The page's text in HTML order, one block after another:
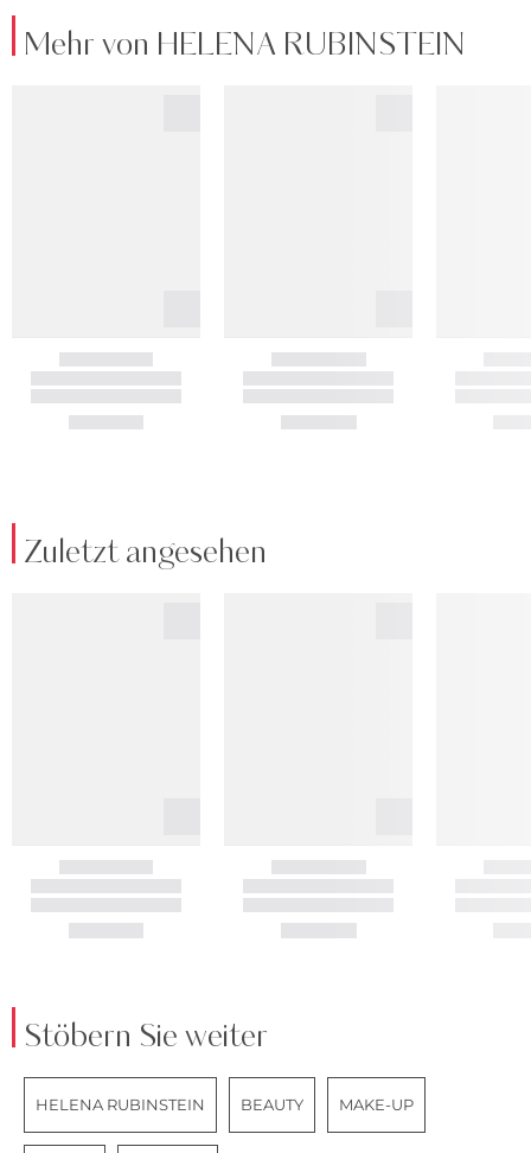
Mehr von HELENA RUBINSTEIN
Zuletzt angesehen
Stöbern Sie weiter
HELENA RUBINSTEIN BEAUTY MAKE-UP